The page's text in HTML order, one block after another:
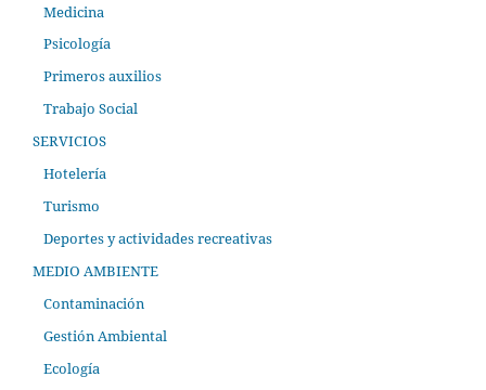
Medicina
Psicología
Primeros auxilios
Trabajo Social
SERVICIOS
Hotelería
Turismo
Deportes y actividades recreativas
MEDIO AMBIENTE
Contaminación
Gestión Ambiental
Ecología